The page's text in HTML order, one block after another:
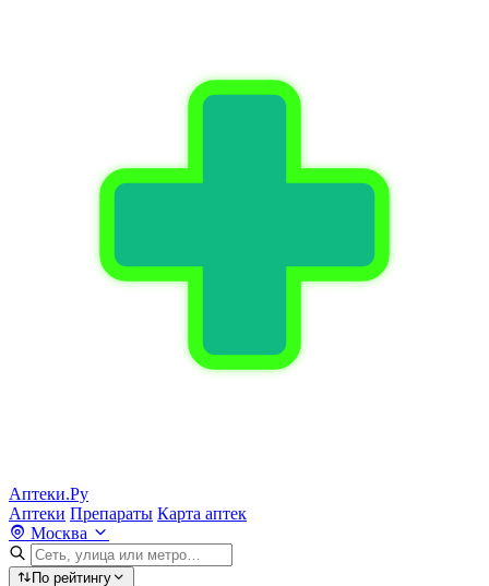
Аптеки.Ру
Аптеки Препараты Карта аптек
Москва
По рейтингу